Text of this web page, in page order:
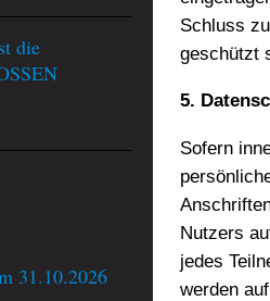
die
31.10.2026
Schluss
geschützt
5.
Sofern
Nutzers
jedes
werden